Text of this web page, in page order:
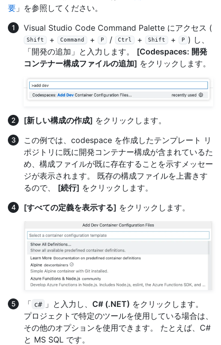
要 」を参照してください。
Visual Studio Code Command Palette にアクセス (
Shift + Command + P / Ctrl + Shift + P
) し、
「開発の追加」と入力します。 [Codespaces: 開発
コンテナー構成ファイルの追加] をクリックします。
[新しい構成の作成] をクリックします。
この例では、codespace を作成したテンプレート リ
ポジトリに既に開発コンテナー構成が含まれているた
め、構成ファイルが既に存在することを示すメッセー
ジが表示されます。 既存の構成ファイルを上書きす
るので、 [続行] をクリックします。
[すべての定義を表示する] をクリックします。
「 c# 」と入力し、 C# (.NET) をクリックします。
プロジェクトで特定のツールを使用している場合は、
その他のオプションを使用できます。 たとえば、C#
と MS SQL です。